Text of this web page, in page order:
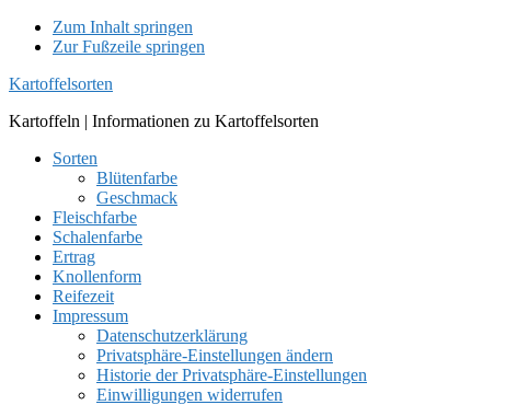
Zum Inhalt springen
Zur Fußzeile springen
Kartoffelsorten
Kartoffeln | Informationen zu Kartoffelsorten
Sorten
Blütenfarbe
Geschmack
Fleischfarbe
Schalenfarbe
Ertrag
Knollenform
Reifezeit
Impressum
Datenschutzerklärung
Privatsphäre-Einstellungen ändern
Historie der Privatsphäre-Einstellungen
Einwilligungen widerrufen